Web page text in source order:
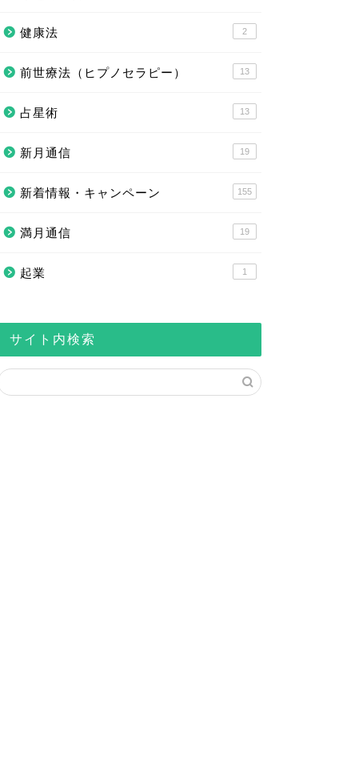
健康法 2
前世療法（ヒプノセラピー） 13
占星術 13
新月通信 19
新着情報・キャンペーン 155
満月通信 19
起業 1
サイト内検索